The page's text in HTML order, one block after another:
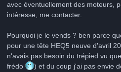
avec éventuellement des moteurs,
intéresse, me contacter.
Pourquoi je le vends ? ben parce
pour une tête HEQ5 neuve d'avril
n'avais pas besoin du trépied vu
frédo
) et du coup j'ai pas envie